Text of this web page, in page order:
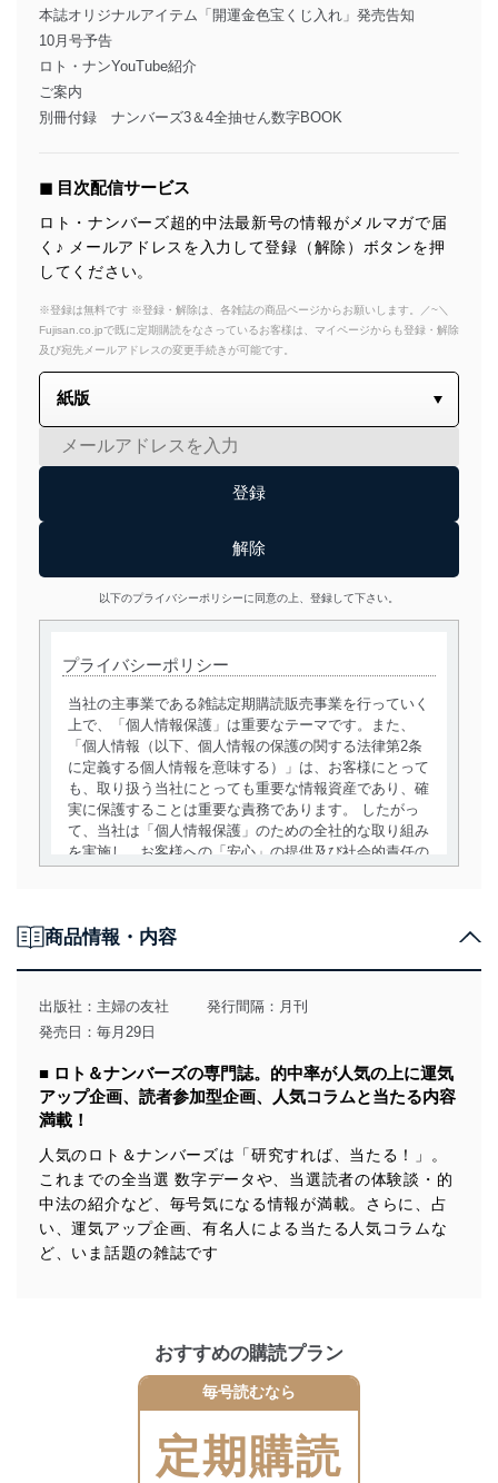
本誌オリジナルアイテム「開運金色宝くじ入れ」発売告知
10月号予告
ロト・ナンYouTube紹介
ご案内
別冊付録 ナンバーズ3＆4全抽せん数字BOOK
◼︎ 目次配信サービス
ロト・ナンバーズ超的中法最新号の情報がメルマガで届
く♪ メールアドレスを入力して登録（解除）ボタンを押
してください。
※登録は無料です ※登録・解除は、各雑誌の商品ページからお願いします。／~＼
Fujisan.co.jpで既に定期購読をなさっているお客様は、マイページからも登録・解除
及び宛先メールアドレスの変更手続きが可能です。
以下のプライバシーポリシーに同意の上、登録して下さい。
プライバシーポリシー
当社の主事業である雑誌定期購読販売事業を行っていく
上で、「個人情報保護」は重要なテーマです。また、
「個人情報（以下、個人情報の保護の関する法律第2条
に定義する個人情報を意味する）」は、お客様にとって
も、取り扱う当社にとっても重要な情報資産であり、確
実に保護することは重要な責務であります。 したがっ
て、当社は「個人情報保護」のための全社的な取り組み
を実施し、お客様への「安心」の提供及び社会的責任の
用目的を明確にし、本人の同意を得たうえで利用目的の
達成に必要な範囲内で適法かつ公正な手段によって取
得・利用・提供を行います。また、当社が保有している
個人情報は、同意を得ずに目的外利用、第三者への提
みを確実にするため、従業者等の教育を徹底してまいり
ます。また、目的外利用を行わないために、適切な管理
措置を講じます。
法令遵守
当社は、個人情報に関連する法令、国が定める指針及び
その他の規範を遵守します。また、当社の管理の仕組み
に、これらの法令及びその他の規範を常に適合させま
当社は、個人情報の正確性及び安全性を確保するため
に、下記セキュリティ対策をはじめとする安全対策を実
施し、個人情報の漏えい、滅失またはき損の防止及び是
正に努めます。
アクセス制御
個人データを取り扱うことのできる機器及び当該
商品情報・内容
出版社： 主婦の友社
発行間隔：月刊
発売日：毎月29日
■ ロト＆ナンバーズの専門誌。的中率が人気の上に運気
アップ企画、読者参加型企画、人気コラムと当たる内容
満載！
人気のロト＆ナンバーズは「研究すれば、当たる！」。
これまでの全当選 数字データや、当選読者の体験談・的
中法の紹介など、毎号気になる情報が満載。さらに、占
い、運気アップ企画、有名人による当たる人気コラムな
ど、いま話題の雑誌です
おすすめの購読プラン
毎号読むなら
定期購読